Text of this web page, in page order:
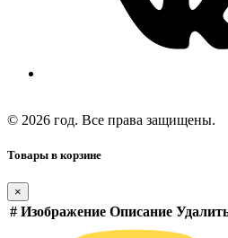
© 2026 год. Все права защищены.
Товары в корзине
×
# Изображение Описание